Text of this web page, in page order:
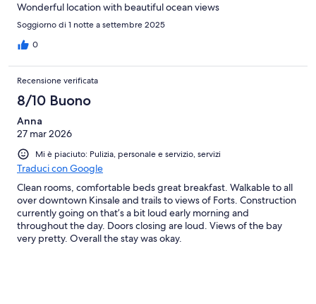
Wonderful location with beautiful ocean views
Soggiorno di 1 notte a settembre 2025
0
Recensione verificata
8/10 Buono
Anna
27 mar 2026
Mi è piaciuto: Pulizia, personale e servizio, servizi
Traduci con Google
Clean rooms, comfortable beds great breakfast. Walkable to all
over downtown Kinsale and trails to views of Forts. Construction
currently going on that’s a bit loud early morning and
throughout the day. Doors closing are loud. Views of the bay
very pretty. Overall the stay was okay.